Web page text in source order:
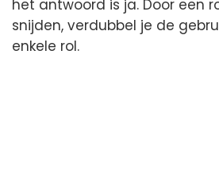
het antwoord is ja. Door een
snijden, verdubbel je de
enkele rol.